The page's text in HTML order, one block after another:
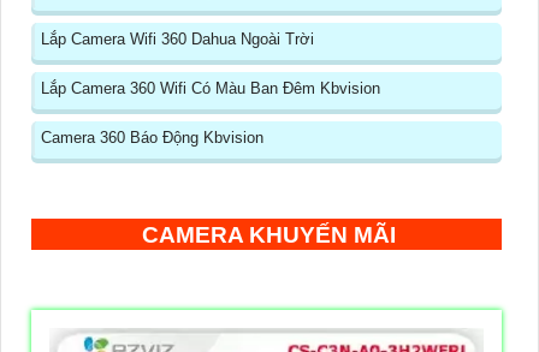
Lắp Camera Wifi 360 Dahua Ngoài Trời
Lắp Camera 360 Wifi Có Màu Ban Đêm Kbvision
Camera 360 Báo Động Kbvision
CAMERA KHUYẾN MÃI